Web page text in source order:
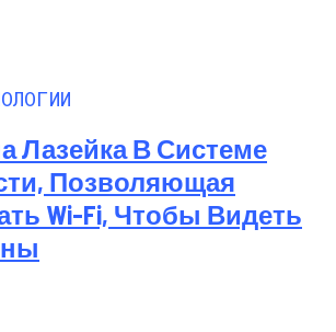
Лазейка В Системе
Позволяющая
Wi-Fi, Чтобы Видеть